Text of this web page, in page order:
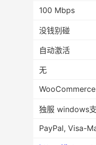
100 Mbps
没钱别碰
自动激活
无
WooCommerce
独服 windows
PayPal, Visa-